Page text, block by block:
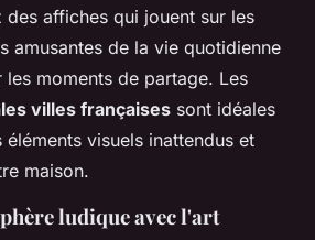
des affiches qui jouent sur les
amusantes de la vie quotidienne
moments de partage. Les
villes françaises sont idéales
visuels inattendus et
maison.
ludique avec l'art